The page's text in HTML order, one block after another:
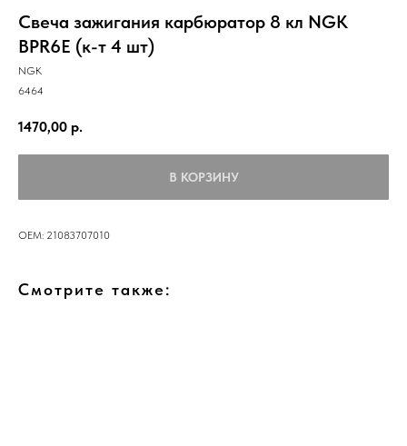
Свеча зажигания карбюратор 8 кл NGK
BPR6E (к-т 4 шт)
NGK
6464
1470,00 р.
В КОРЗИНУ
OEM: 21083707010
Смотрите также: